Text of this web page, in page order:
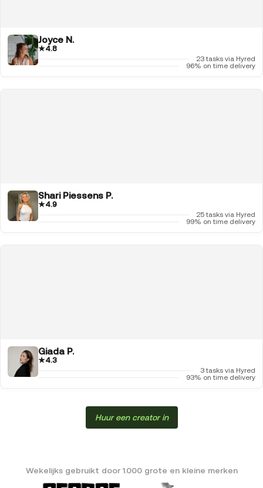
Joyce N.
★4.8
23 tasks via Hyred
96% on time delivery
Shari Piessens P.
★4.9
25 tasks via Hyred
99% on time delivery
Giada P.
★4.3
3 tasks via Hyred
93% on time delivery
Huur een creator in
Wekelijks gebruikt door 1.000 grote en kleine merken